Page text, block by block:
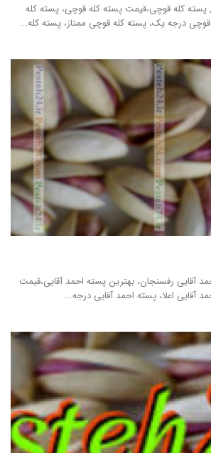
کله قوچی،قیمت پسته کله قوچی، پسته کله
درجه یک، پسته کله قوچی ممتاز، پسته کله...
آقایی رفسنجان، بهترین پسته احمد آقایی،قیمت
آقایی اعلا، پسته احمد آقایی درجه...